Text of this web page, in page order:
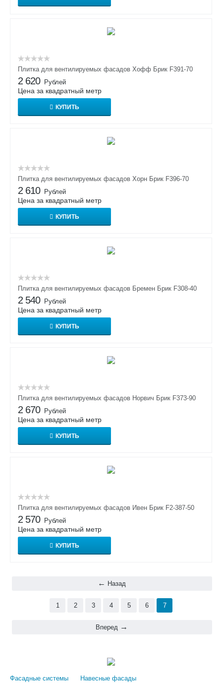
Плитка для вентилируемых фасадов Хофф Брик F391-70
2 620 Рублей
Цена за квадратный метр
КУПИТЬ
Плитка для вентилируемых фасадов Хорн Брик F396-70
2 610 Рублей
Цена за квадратный метр
КУПИТЬ
Плитка для вентилируемых фасадов Бремен Брик F308-40
2 540 Рублей
Цена за квадратный метр
КУПИТЬ
Плитка для вентилируемых фасадов Норвич Брик F373-90
2 670 Рублей
Цена за квадратный метр
КУПИТЬ
Плитка для вентилируемых фасадов Ивен Брик F2-387-50
2 570 Рублей
Цена за квадратный метр
КУПИТЬ
Назад
1 2 3 4 5 6 7
Вперед
Фасадные системы
Навесные фасады